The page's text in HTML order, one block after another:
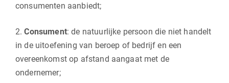
consumenten aanbiedt;
2.Consument: de natuurlijke persoon die niet handelt
in de uitoefening van beroep of bedrijf en een
overeenkomst op afstand aangaat met de
ondernemer;